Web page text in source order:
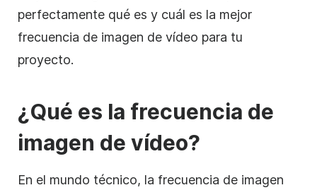
perfectamente qué es y cuál es la mejor
frecuencia de imagen de vídeo para tu
proyecto.
¿Qué es la frecuencia de
imagen de vídeo?
En el mundo técnico, la frecuencia de imagen